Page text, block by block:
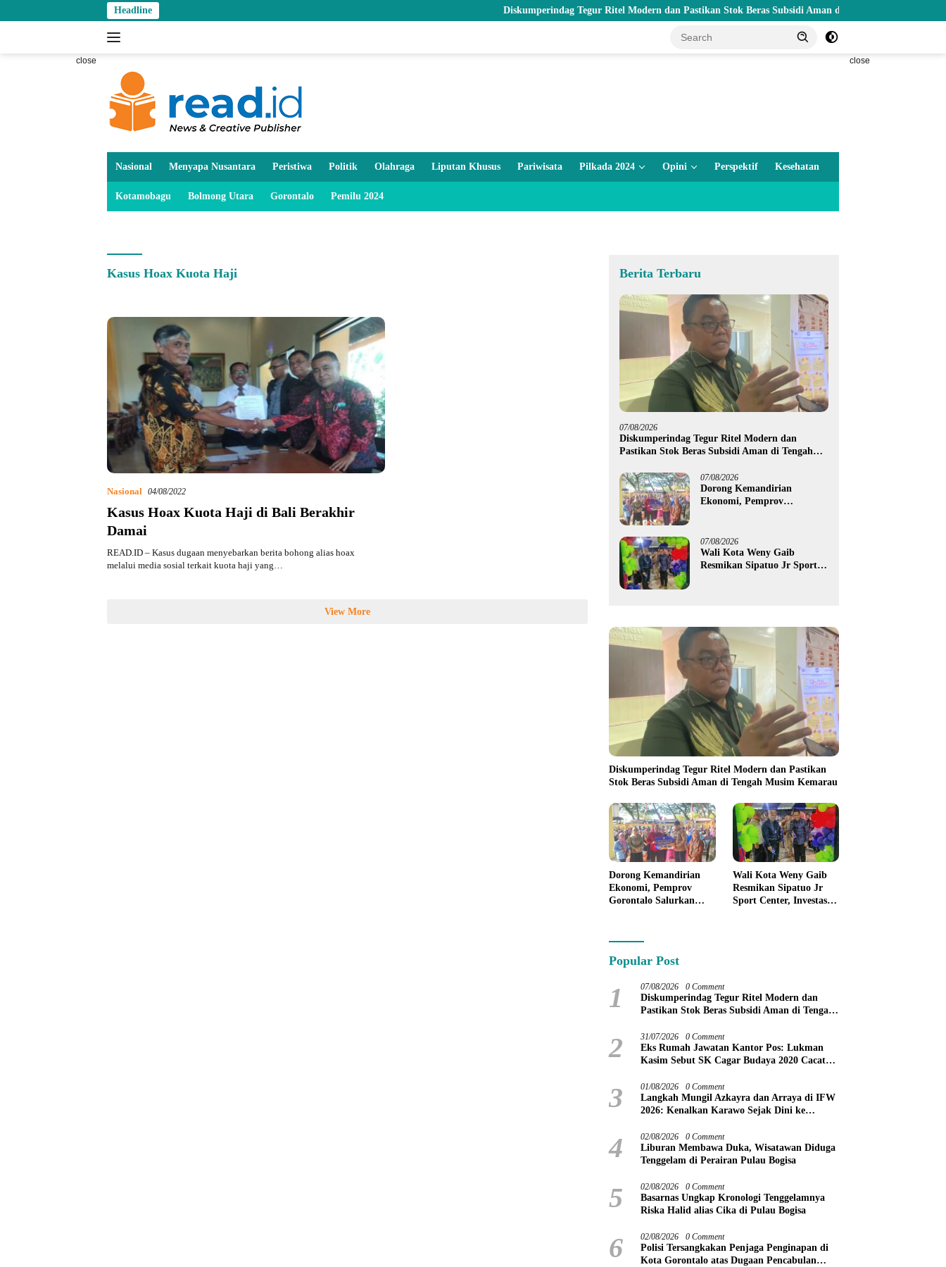
to
Headline Diskumperindag Tegur Ritel Modern dan Pastikan Stok Beras Subsidi Aman di Tengah Musim Kemarau
close close
Nasional Menyapa Nusantara Peristiwa Politik Olahraga Liputan Khusus Pariwisata Pilkada 2024 Opini Perspektif Kesehatan
Kotamobagu Bolmong Utara Gorontalo Pemilu 2024
Kasus Hoax Kuota Haji
Nasional 04/08/2022
Kasus Hoax Kuota Haji di Bali Berakhir
Damai
READ.ID – Kasus dugaan menyebarkan berita bohong alias hoax
melalui media sosial terkait kuota haji yang…
View More
Berita Terbaru
07/08/2026
Diskumperindag Tegur Ritel Modern dan
Pastikan Stok Beras Subsidi Aman di Tengah
07/08/2026
Dorong Kemandirian
Ekonomi, Pemprov
untuk 395 Pelaku Usaha
07/08/2026
Wali Kota Weny Gaib
Resmikan Sipatuo Jr Sport
Diskumperindag Tegur Ritel Modern dan Pastikan
Stok Beras Subsidi Aman di Tengah Musim Kemarau
Dorong Kemandirian
Ekonomi, Pemprov
Gorontalo Salurkan
Pelaku Usaha
Wali Kota Weny Gaib
Resmikan Sipatuo Jr
Sport Center, Investasi
Popular Post
1 07/08/2026 0 Comment
Diskumperindag Tegur Ritel Modern dan
Pastikan Stok Beras Subsidi Aman di Tengah
2 31/07/2026 0 Comment
Eks Rumah Jawatan Kantor Pos: Lukman
Kasim Sebut SK Cagar Budaya 2020 Cacat
3 01/08/2026 0 Comment
Langkah Mungil Azkayra dan Arraya di IFW
2026: Kenalkan Karawo Sejak Dini ke
4 02/08/2026 0 Comment
Liburan Membawa Duka, Wisatawan Diduga
Tenggelam di Perairan Pulau Bogisa
5 02/08/2026 0 Comment
Basarnas Ungkap Kronologi Tenggelamnya
Riska Halid alias Cika di Pulau Bogisa
6 02/08/2026 0 Comment
Polisi Tersangkakan Penjaga Penginapan di
Kota Gorontalo atas Dugaan Pencabulan